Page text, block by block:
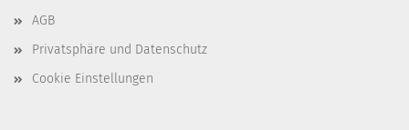
AGB
Privatsphäre und Datenschutz
Cookie Einstellungen